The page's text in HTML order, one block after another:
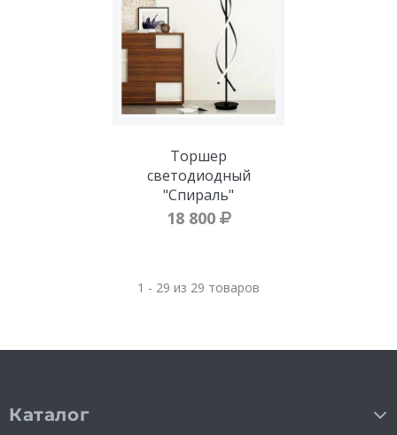
Торшер
светодиодный
"Спираль"
18 800
1 - 29 из 29 товаров
Каталог